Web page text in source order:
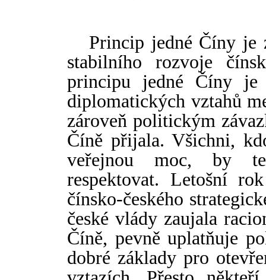
Princip jedné Číny je
stabilního rozvoje čí
principu jedné Číny je
diplomatických vztahů
zároveň politickým
Číně přijala. Všichni,
veřejnou moc, by
respektovat. Letošní
čínsko-českého
české vlády zaujala
Číně, pevně uplatňuje
dobré základy pro